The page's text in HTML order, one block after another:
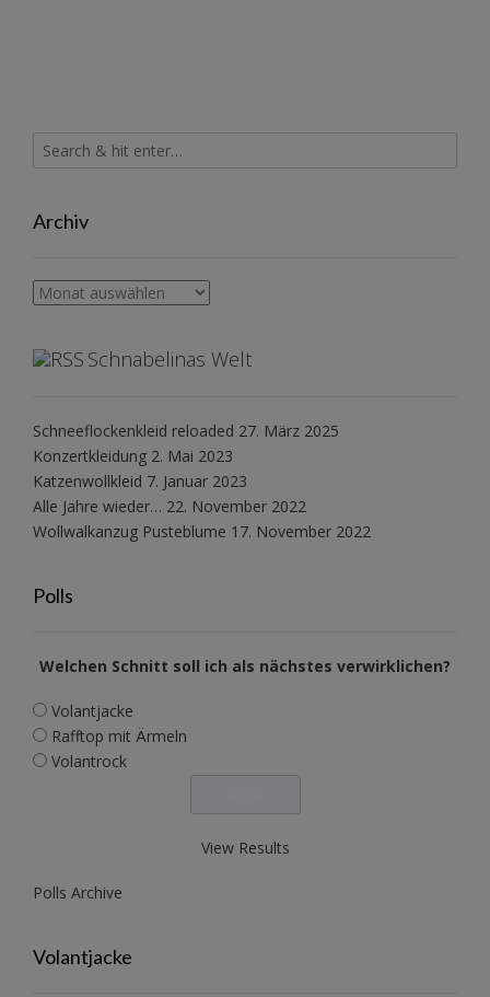
Archiv
Archiv
Schnabelinas Welt
Schneeflockenkleid reloaded 27. März 2025
Konzertkleidung 2. Mai 2023
Katzenwollkleid 7. Januar 2023
Alle Jahre wieder… 22. November 2022
Wollwalkanzug Pusteblume 17. November 2022
Polls
Welchen Schnitt soll ich als nächstes verwirklichen?
Volantjacke
Rafftop mit Ärmeln
Volantrock
View Results
Polls Archive
Volantjacke